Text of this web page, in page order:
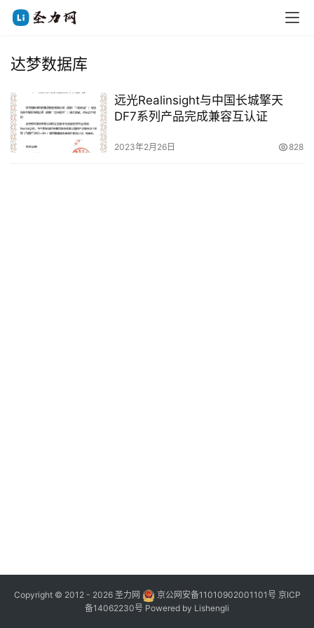
达梦数据库
远光Realinsight与中国长城擎天
DF7系列产品完成兼容互认证
2023年2月26日 828
Copyright © 2012 - 2026 圣力网 京公网安备11010902001101号 京ICP
备14062230号 Powered by Lishengli